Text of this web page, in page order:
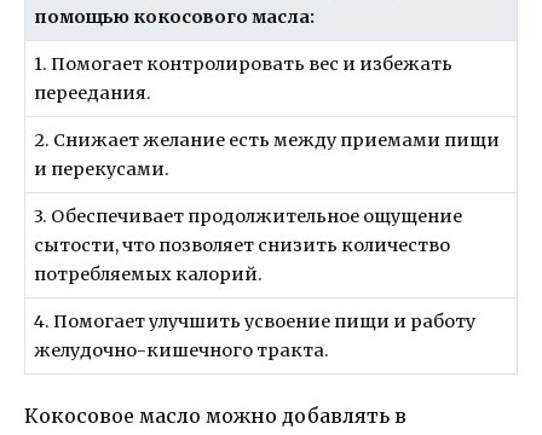
помощью кокосового масла:
1. Помогает контролировать вес и избежать
переедания.
2. Снижает желание есть между приемами пищи
и перекусами.
3. Обеспечивает продолжительное ощущение
сытости, что позволяет снизить количество
потребляемых калорий.
4. Помогает улучшить усвоение пищи и работу
желудочно-кишечного тракта.
Кокосовое масло можно добавлять в